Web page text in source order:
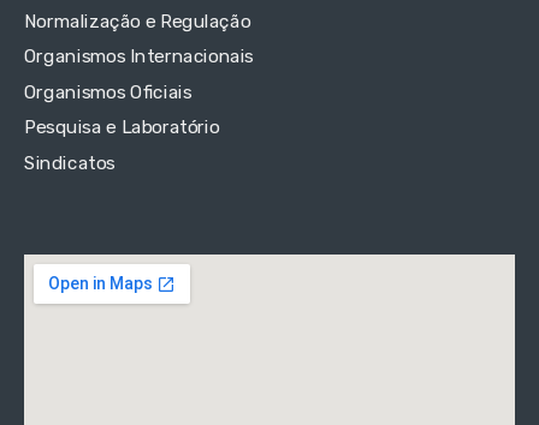
Normalização e Regulação
Organismos Internacionais
Organismos Oficiais
Pesquisa e Laboratório
Sindicatos